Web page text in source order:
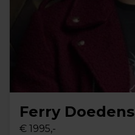
Ferry Doedens
€ 1995,-